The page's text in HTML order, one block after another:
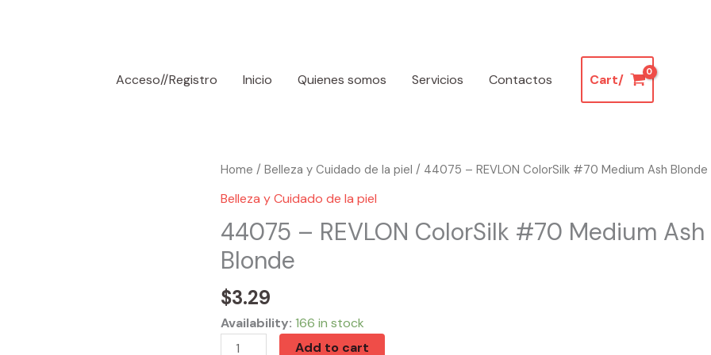
Acceso//Registro
Inicio Quienes somos Servicios Contactos Cart/
Home / Belleza y Cuidado de la piel / 44075 – REVLON ColorSilk #70 Medium Ash Blonde
Belleza y Cuidado de la piel
44075 – REVLON ColorSilk #70 Medium Ash
Blonde
$3.29
Availability: 166 in stock
44075
-
ColorSilk
#70
Ash
Blonde
quantity
Add to cart